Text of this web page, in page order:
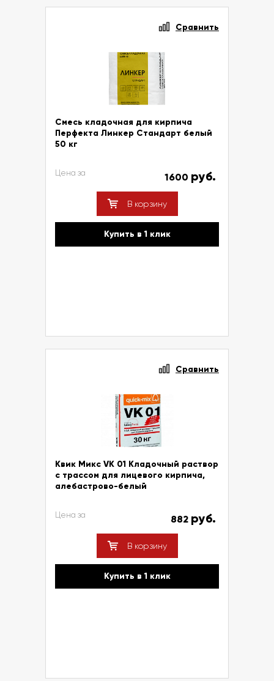
Сравнить
Смесь кладочная для кирпича
Перфекта Линкер Стандарт белый
50 кг
Цена за 1600 руб.
В корзину
Купить в 1 клик
Сравнить
Квик Микс VK 01 Кладочный раствор
с трассом для лицевого кирпича,
алебастрово-белый
Цена за 882 руб.
В корзину
Купить в 1 клик